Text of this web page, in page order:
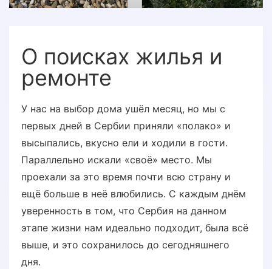
О поисках жилья и
ремонте
У нас на выбор дома ушёл месяц, но мы с
первых дней в Сербии приняли «полако» и
высыпались, вкусно ели и ходили в гости.
Параллельно искали «своё» место. Мы
проехали за это время почти всю страну и
ещё больше в неё влюбились. С каждым днём
уверенность в том, что Сербия на данном
этапе жизни нам идеально подходит, была всё
выше, и это сохранилось до сегодняшнего
дня.